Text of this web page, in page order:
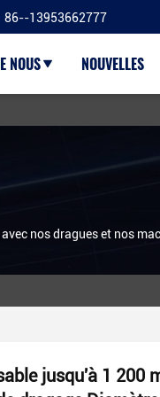
86--13953662777
NOUS NOUVELLES
nos dragues et nos
jusqu'à 1 200